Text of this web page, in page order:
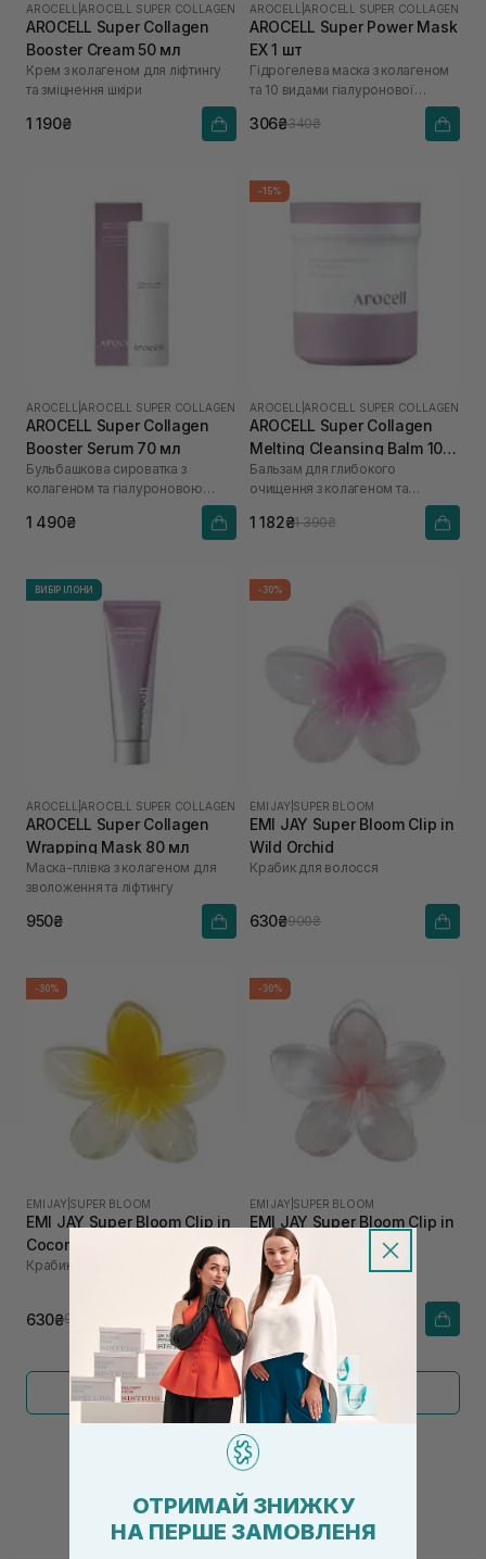
AROCELL AROCELL SUPER COLLAGEN
AROCELL Super Collagen
Booster Cream 50 мл
Крем з колагеном для ліфтингу
та зміцнення шкіри
1 190₴
AROCELL AROCELL SUPER COLLAGEN
AROCELL Super Power Mask
EX 1 шт
Гідрогелева маска з колагеном
та 10 видами гіалуронової
306₴340₴
AROCELL AROCELL SUPER COLLAGEN
AROCELL Super Collagen
Booster Serum 70 мл
Бульбашкова сироватка з
колагеном та гіалуроновою
1 490₴
-15%
AROCELL AROCELL SUPER COLLAGEN
AROCELL Super Collagen
Melting Cleansing Balm 100
г
Бальзам для глибокого
очищення з колагеном та
1 182₴1 390₴
ВИБІР ІЛОНИ
AROCELL AROCELL SUPER COLLAGEN
AROCELL Super Collagen
Wrapping Mask 80 мл
Маска-плівка з колагеном для
зволоження та ліфтингу
950₴
-30%
EMI JAY SUPER BLOOM
EMI JAY Super Bloom Clip in
Wild Orchid
Крабик для волосся
630₴900₴
-30%
EMI JAY SUPER BLOOM
EMI JAY Super Bloom Clip in
Coconut
Крабик для волосся
630₴900₴
-30%
EMI JAY SUPER BLOOM
EMI JAY Super Bloom Clip in
Rose Pearl
Крабик для волосся
630₴900₴
Показати більше
ОТРИМАЙ ЗНИЖКУ
НА ПЕРШЕ ЗАМОВЛЕНЯ